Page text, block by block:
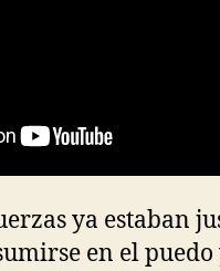
ya estaban
en el